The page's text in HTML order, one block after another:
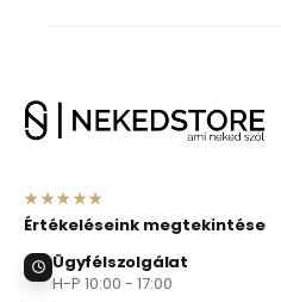
★★★★★
Értékeléseink megtekintése
Ügyfélszolgálat
H-P 10:00 - 17:00